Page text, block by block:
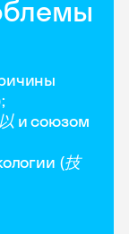
以и союзом
(技